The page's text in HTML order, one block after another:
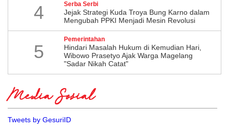
4 Serba Serbi
Jejak Strategi Kuda Troya Bung Karno dalam
Mengubah PPKI Menjadi Mesin Revolusi
5
Pemerintahan
Hindari Masalah Hukum di Kemudian Hari,
Wibowo Prasetyo Ajak Warga Magelang
"Sadar Nikah Catat"
Media Sosial
Tweets by GesuriID